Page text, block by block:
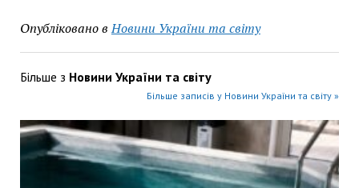
Опубліковано в Новини України та світу
Більше з Новини України та світу
Більше записів у Новини України та світу »